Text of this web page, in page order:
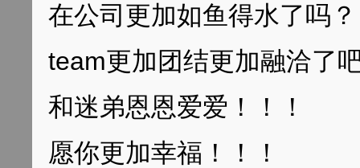
在公司更加如鱼得水了吗？
team更加团结更加融洽了
和迷弟恩恩爱爱！！！
愿你更加幸福！！！